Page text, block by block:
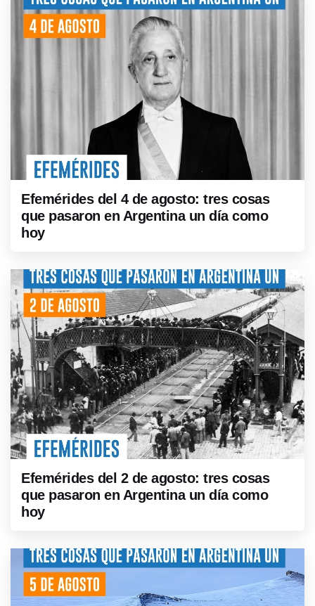
Efemérides del 4 de agosto: tres cosas
que pasaron en Argentina un día como
hoy
Efemérides del 2 de agosto: tres cosas
que pasaron en Argentina un día como
hoy